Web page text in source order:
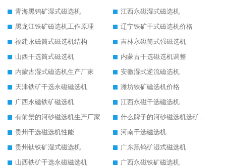
青海黑钨矿湿式磁选机
江西永磁湿式磁选机
黑龙江铁矿磁选机工作原理
辽宁铁矿干式磁选机价格
福建永磁筒式磁选机结构
吉林永磁筒式强磁选机
山西干选筒式磁选机
内蒙古干选磁选机调整
内蒙古湿式磁选机生产厂家
安徽湿式逆流磁选机
天津铁矿干选永磁磁选机
潍坊铁矿磁选机价格
广西永磁铁矿磁选机
江西永磁干选磁选机
有前景的河砂磁选机生产厂家
什么牌子的河砂磁选机选矿效果好
贵州干选磁选机性能
河南干选磁选机
贵州钛铁矿湿式磁选机
广东黑钨矿湿式磁选机
山西铁矿干选永磁磁选机
广西永磁铁矿磁选机